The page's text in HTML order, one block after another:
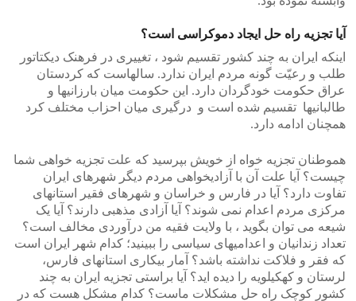
آیا تجزیه راه حل ایجاد دموکراسی است؟
اینکه ایران به چند کشور تقسیم شود ، تغییری در فرهنک دیکتاتور
طلب و رعیّت گونه مردم ایران ندارد. سالهاست که کردستان
عراق حکومت خودگردان دارد. این حکومت میان بارزانیها و
طالبانیها تقسیم شده است و درگیری میان احزاب مختلف کرد
همچنان ادامه دارد.
هموطنان تجزیه خواه از خویش بپرسید که علت تجزیه خواهی شما
چیست؟ آیا علت آن با آزادیخواهی مردم دیگر شهرهای ایران
تفاوت دارد؟ آیا در فارس و خراسان و شهرهای فقیر استانهای
مرکزی مردم اعدام نمی شوند؟ آیا آزادی مذهبی دارند؟ آیا یک
شیعه می توان بگوید ، با ولایت فقیه من درآوردی مخالف است؟
تعداد زندانیان و اعدامیهای سیاسی را ببینید؛ کدام شهر ایران است
که فقر و فلاکت نداشته باشد؟ آمار بیکاری استانهای فارس،
لرستان و کهکیلویه را دیده اید؟ آیا براستی تجزیه ایران به چند
کشور کوچک راه حل مشکلات ماست؟ کدام مشکل هست که در